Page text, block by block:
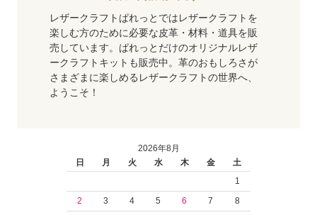
レザークラフトぱれっとではレザークラフトを
楽しむ方のために必要な皮革・材料・道具を販
売しています。ぱれっとだけのオリジナルレザ
ークラフトキットも販売中。革のおもしろさが
さまざまに楽しめるレザークラフトの世界へ、
ようこそ！
2026年8月
日
月 火 水 木 金
土
1
2
3 4 5 6 7
8